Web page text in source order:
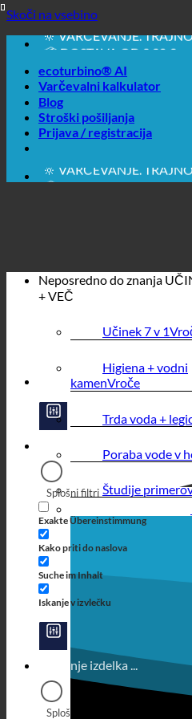
Skoči na vsebino
🔆 VARČEVANJE.
📦 DOSTAVA OD 3,90 €
ecoturbino® AI
Varčevalni kalkulator
Blog
Stroški pošiljanja
Prijava / registracija
📦 DOSTAVA OD 3,90 €
Splošni filtri
Exakte Übereinstimmung
Kako priti do naslova
Suche im Inhalt
Iskanje v izvlečku
Splošni filtri
Neposredno do znanja
+ VEČ
Učinek 7 v 1
Higiena + vodni
kamen
Trda voda +
Poraba vode v
Študije